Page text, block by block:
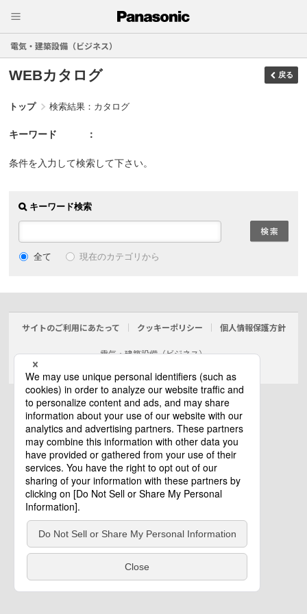
電気・建築設備（ビジネス）
WEBカタログ 戻る
トップ 検索結果：カタログ
キーワード
条件を入力して検索して下さい。
キーワード検索
全て 現在のカテゴリから
サイトのご利用にあたって クッキーポリシー 個人情報保護方針
電気・建築設備（ビジネス）